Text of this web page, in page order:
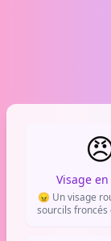
Visage
😠 Un visage
sourcils froncés